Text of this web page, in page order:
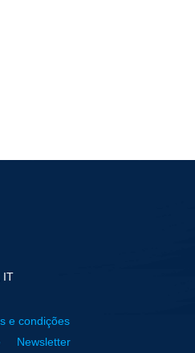
IT
e condições
Newsletter